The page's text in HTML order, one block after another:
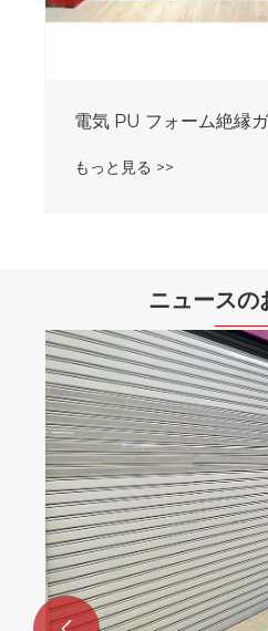
ニュースの
ロールアップドアの毎
法は何ですか？
もっと見る >>